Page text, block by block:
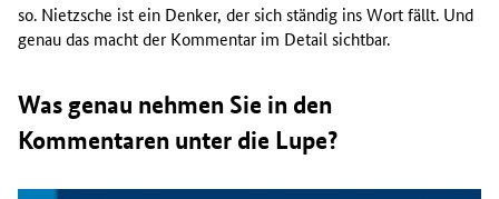
so. Nietzsche ist ein Denker, der sich ständig ins Wort fällt. Und
genau das macht der Kommentar im Detail sichtbar.
Was genau nehmen Sie in den
Kommentaren unter die Lupe?